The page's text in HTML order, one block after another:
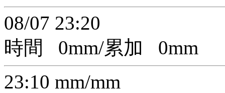
08/07 23:20
時間
0mm/累加 0mm
23:10 mm/mm